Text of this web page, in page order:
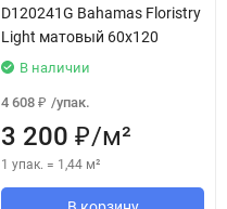
D120241G Bahamas Floristry
Light матовый 60x120
В наличии
4 608 ₽ /упак.
3 200 ₽/м²
1 упак. = 1,44 м²